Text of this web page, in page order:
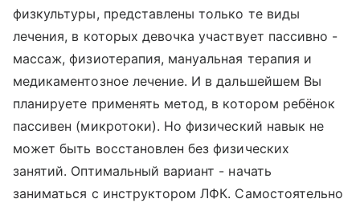
физкультуры, представлены только те виды
лечения, в которых девочка участвует пассивно -
массаж, физиотерапия, мануальная терапия и
медикаментозное лечение. И в дальшейшем Вы
планируете применять метод, в котором ребёнок
пассивен (микротоки). Но физический навык не
может быть восстановлен без физических
занятий. Оптимальный вариант - начать
заниматься с инструктором ЛФК. Самостоятельно